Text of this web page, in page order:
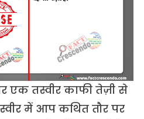
एक तस्वीर काफी तेज़ी से
में आप कथित तौर पर